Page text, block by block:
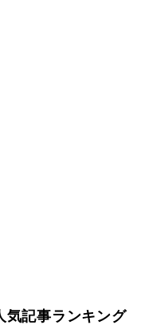
気記事ランキング